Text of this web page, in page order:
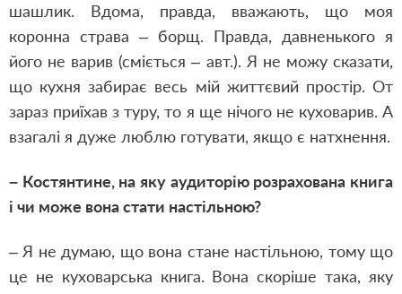
шашлик. Вдома, правда, вважають, що моя
коронна страва – борщ. Правда, давненького я
його не варив (сміється – авт.). Я не можу сказати,
що кухня забирає весь мій життєвий простір. От
зараз приїхав з туру, то я ще нічого не куховарив. А
взагалі я дуже люблю готувати, якщо є натхнення.
– Костянтине, на яку аудиторію розрахована книга
і чи може вона стати настільною?
– Я не думаю, що вона стане настільною, тому що
це не куховарська книга. Вона скоріше така, яку